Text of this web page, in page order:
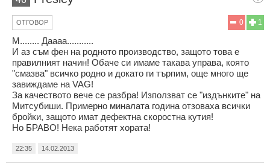
1
0
ОТГОВОР
М........ Даааа...........
И аз съм фен на родното производство, защото това е
правилният начин! Обаче си имаме такава управа, която
"смазва" всичко родно и докато ги търпим, още много ще
завиждаме на VAG!
За качеството вече се разбра! Използват се "издънките" на
Митсубиши. Примерно миналата година отзоваха всички
бройки, защото имат дефектна скоростна кутия!
Но БРАВО! Нека работят хората!
22:35 14.02.2013